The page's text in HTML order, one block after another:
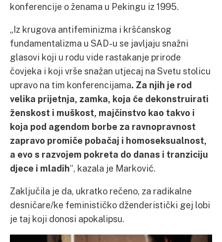
konferencije o ženama u Pekingu iz 1995.
„Iz krugova antifeminizma i kršćanskog
fundamentalizma u SAD-u se javljaju snažni
glasovi koji u rodu vide rastakanje prirode
čovjeka i koji vrše snažan utjecaj na Svetu stolicu
upravo na tim konferencijama. Za njih je rod
velika prijetnja, zamka, koja će dekonstruirati
ženskost i muškost, majčinstvo kao takvo i
koja pod agendom borbe za ravnopravnost
zapravo promiče pobačaj i homoseksualnost,
a evo s razvojem pokreta do danas i tranziciju
djece i mladih“, kazala je Marković.
Zaključila je da, ukratko rečeno, za radikalne
desničare/ke feminističko dženderistički gej lobi
je taj koji donosi apokalipsu.